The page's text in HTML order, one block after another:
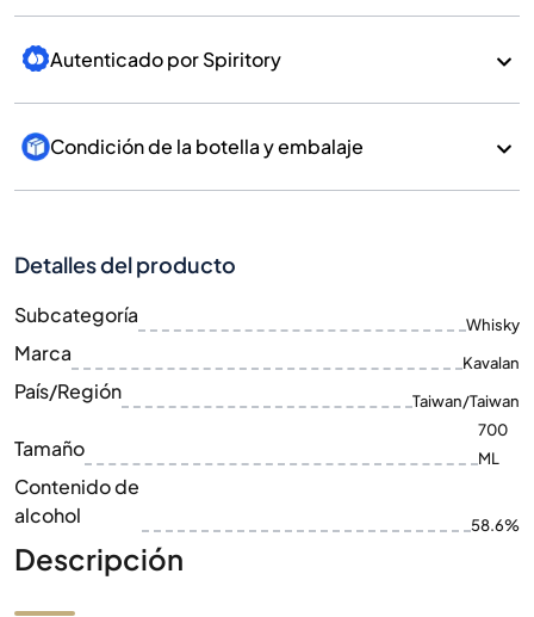
Autenticado por Spiritory
Condición de la botella y embalaje
Detalles del producto
Subcategoría Whisky
Marca Kavalan
País/Región Taiwan/Taiwan
Tamaño
700
ML
Contenido de
alcohol
58.6%
Descripción